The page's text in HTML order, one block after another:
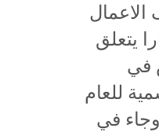
يتعلق
في
للعام
2024/2025 ، وجاء في